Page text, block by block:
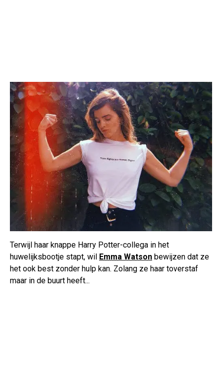
Terwijl haar knappe Harry Potter-collega in het
huwelijksbootje stapt, wil Emma Watson bewijzen dat ze
het ook best zonder hulp kan. Zolang ze haar toverstaf
maar in de buurt heeft...